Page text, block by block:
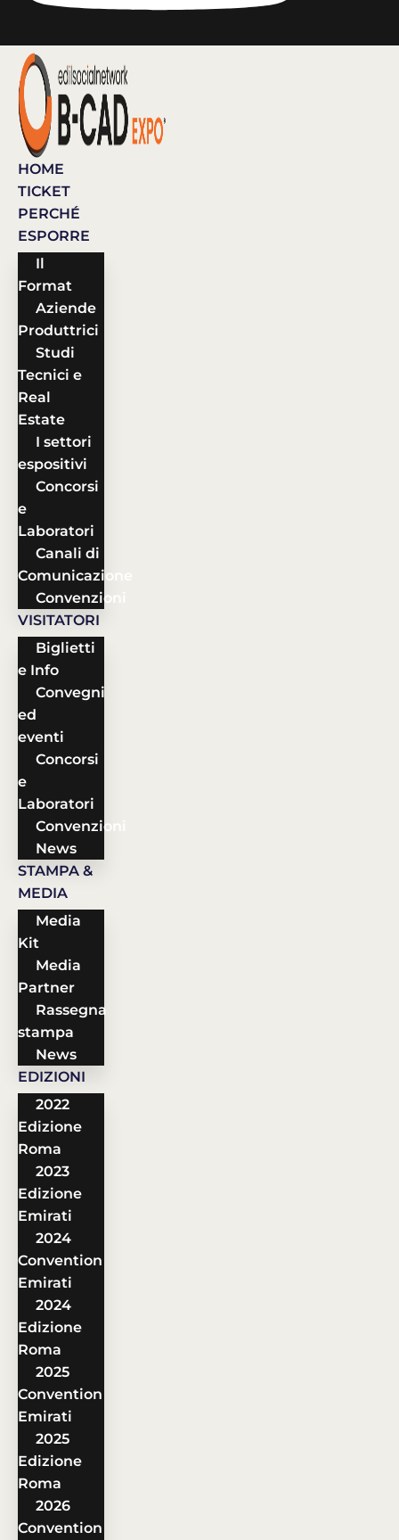
HOME
TICKET
PERCHÉ
ESPORRE
Il
Format
Aziende
Produttrici
Studi
Tecnici e
Real
Estate
I settori
espositivi
Concorsi
e
Laboratori
Canali di
Comunicazione
Convenzioni
VISITATORI
Biglietti
e Info
Convegni
ed
eventi
Concorsi
e
Laboratori
Convenzioni
News
STAMPA &
MEDIA
Media
Kit
Media
Partner
Rassegna
stampa
News
EDIZIONI
2022
Edizione
Roma
2023
Edizione
Emirati
2024
Convention
Emirati
2024
Edizione
Roma
2025
Convention
Emirati
2025
Edizione
Roma
2026
Convention